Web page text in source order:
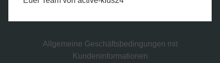
Allgemeine Geschäftsbedingungen mit
Kundeninformationen